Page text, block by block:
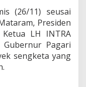
(26/11) seusai
Presiden
LH INTRA
Pagari
sengketa yang